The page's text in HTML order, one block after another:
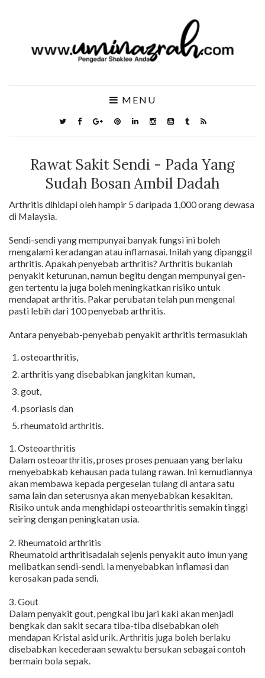
MENU
Rawat Sakit Sendi - Pada Yang
Sudah Bosan Ambil Dadah
Arthritis dihidapi oleh hampir 5 daripada 1,000 orang dewasa
di Malaysia.
Sendi-sendi yang mempunyai banyak fungsi ini boleh
mengalami keradangan atau inflamasai. Inilah yang dipanggil
arthritis. Apakah penyebab arthritis? Arthritis bukanlah
penyakit keturunan, namun begitu dengan mempunyai gen-
gen tertentu ia juga boleh meningkatkan risiko untuk
mendapat arthritis. Pakar perubatan telah pun mengenal
pasti lebih dari 100 penyebab arthritis.
Antara penyebab-penyebab penyakit arthritis termasuklah
osteoarthritis,
arthritis yang disebabkan jangkitan kuman,
gout,
psoriasis dan
rheumatoid arthritis.
1. Osteoarthritis
Dalam osteoarthritis, proses proses penuaan yang berlaku
menyebabkab kehausan pada tulang rawan. Ini kemudiannya
akan membawa kepada pergeselan tulang di antara satu
sama lain dan seterusnya akan menyebabkan kesakitan.
Risiko untuk anda menghidapi osteoarthritis semakin tinggi
seiring dengan peningkatan usia.
2. Rheumatoid arthritis
Rheumatoid arthritisadalah sejenis penyakit auto imun yang
melibatkan sendi-sendi. Ia menyebabkan inflamasi dan
kerosakan pada sendi.
3. Gout
Dalam penyakit gout, pengkal ibu jari kaki akan menjadi
bengkak dan sakit secara tiba-tiba disebabkan oleh
mendapan Kristal asid urik. Arthritis juga boleh berlaku
disebabkan kecederaan sewaktu bersukan sebagai contoh
bermain bola sepak.